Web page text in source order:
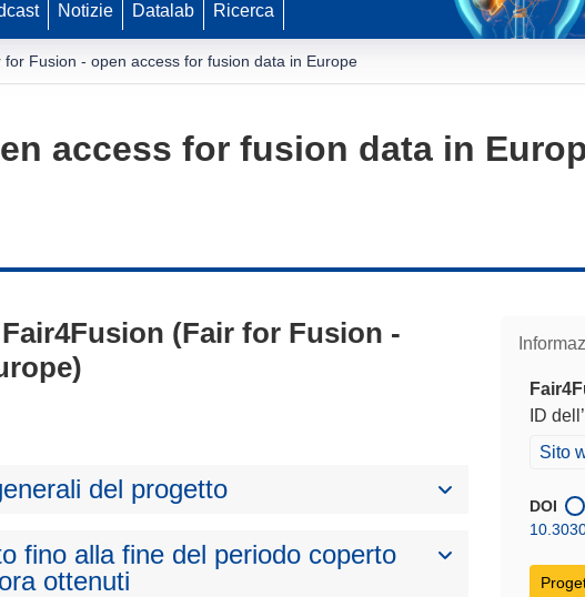
Notizie Datalab Ricerca
for Fusion - open access for fusion data in Europe
access for fusion data in
ID
(si
una
Sito
DOI
(Fair for Fusion -
del progetto
fino alla fine del periodo coperto
ottenuti